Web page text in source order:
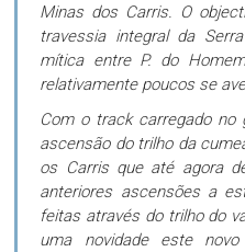
Minas dos Carris. O
travessia integral da
mítica entre P. do
relativamente poucos se
Com o track carregado no
ascensão do trilho da
os Carris que até agora
anteriores ascensões a
feitas através do trilho do
uma novidade este